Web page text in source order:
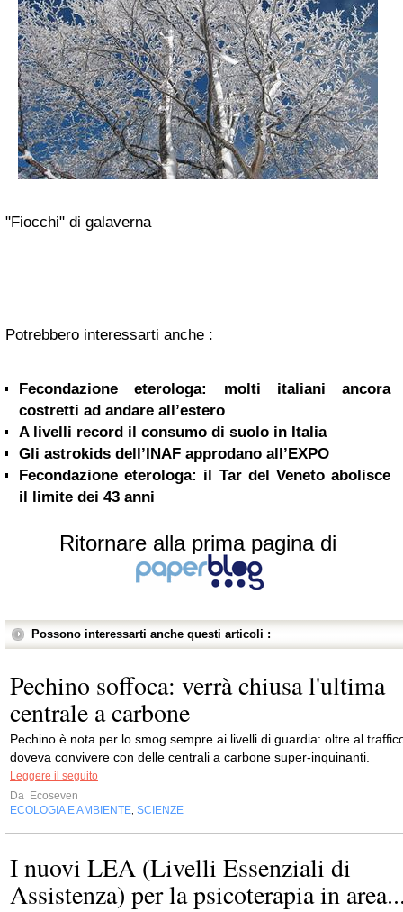
"Fiocchi" di galaverna
Potrebbero interessarti anche :
Fecondazione eterologa: molti italiani ancora
costretti ad andare all’estero
A livelli record il consumo di suolo in Italia
Gli astrokids dell’INAF approdano all’EXPO
Fecondazione eterologa: il Tar del Veneto abolisce
il limite dei 43 anni
Ritornare alla prima pagina di
Possono interessarti anche questi articoli :
Pechino soffoca: verrà chiusa l'ultima
centrale a carbone
Pechino è nota per lo smog sempre ai livelli di guardia: oltre al
doveva convivere con delle centrali a carbone super-inquinanti.
Leggere il seguito
Da Ecoseven
ECOLOGIA E AMBIENTE SCIENZE
I nuovi LEA (Livelli Essenziali di
Assistenza) per la psicoterapia in